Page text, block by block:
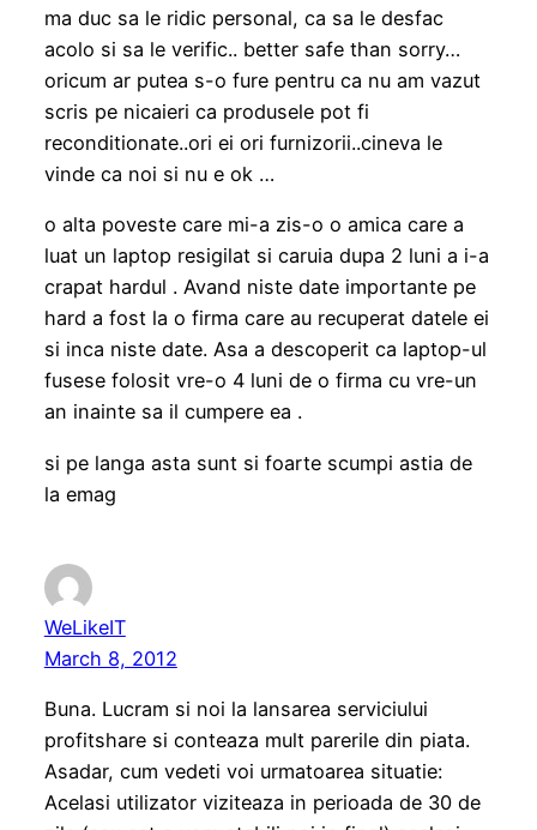
ma duc sa le ridic personal, ca sa le desfac
acolo si sa le verific.. better safe than sorry…
oricum ar putea s-o fure pentru ca nu am vazut
scris pe nicaieri ca produsele pot fi
reconditionate..ori ei ori furnizorii..cineva le
vinde ca noi si nu e ok …
o alta poveste care mi-a zis-o o amica care a
luat un laptop resigilat si caruia dupa 2 luni a i-a
crapat hardul . Avand niste date importante pe
hard a fost la o firma care au recuperat datele ei
si inca niste date. Asa a descoperit ca laptop-ul
fusese folosit vre-o 4 luni de o firma cu vre-un
an inainte sa il cumpere ea .
si pe langa asta sunt si foarte scumpi astia de
la emag
WeLikeIT
March 8, 2012
Buna. Lucram si noi la lansarea serviciului
profitshare si conteaza mult parerile din piata.
Asadar, cum vedeti voi urmatoarea situatie:
Acelasi utilizator viziteaza in perioada de 30 de